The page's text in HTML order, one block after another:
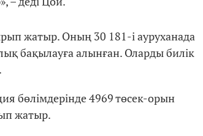
жатыр. Оның 30 181-і ауруханада
бақылауға алынған. Оларды билік
бөлімдерінде 4969 төсек-орын
жатыр.